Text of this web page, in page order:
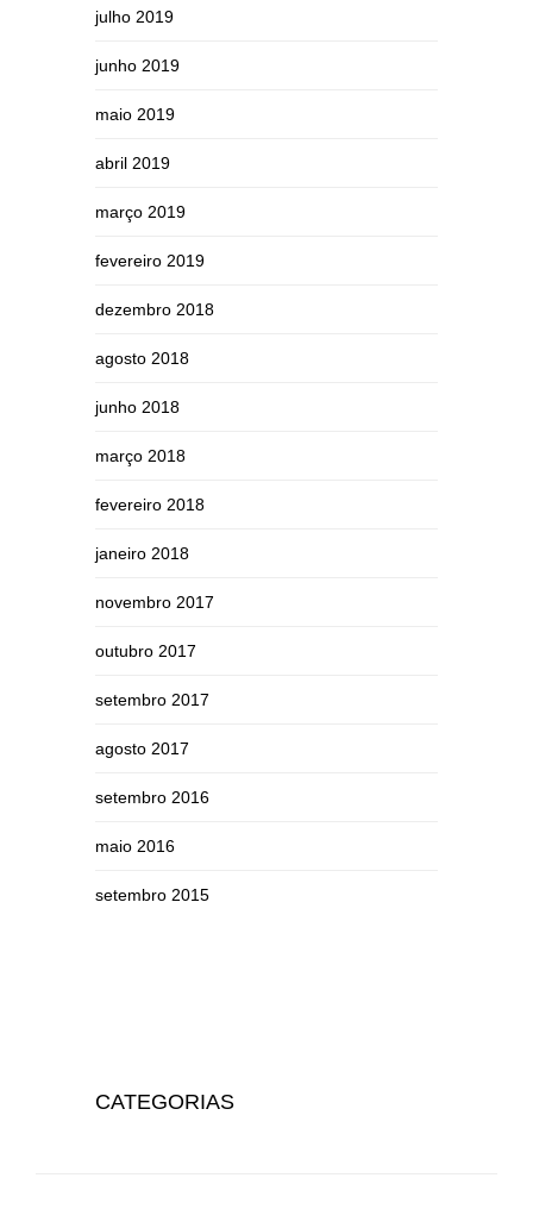
julho 2019
junho 2019
maio 2019
abril 2019
março 2019
fevereiro 2019
dezembro 2018
agosto 2018
junho 2018
março 2018
fevereiro 2018
janeiro 2018
novembro 2017
outubro 2017
setembro 2017
agosto 2017
setembro 2016
maio 2016
setembro 2015
CATEGORIAS